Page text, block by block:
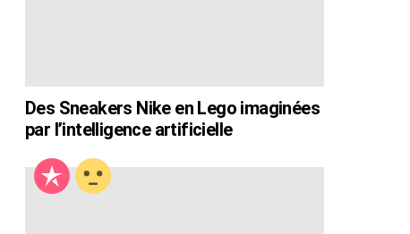
Des Sneakers Nike en Lego imaginées
par l’intelligence artificielle